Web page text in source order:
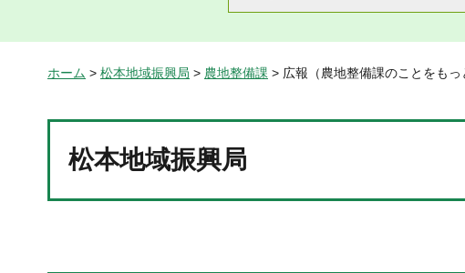
ホーム > 松本地域振興局 > 農地整備課 > 広報（農地整備課のことをもっ
松本地域振興局